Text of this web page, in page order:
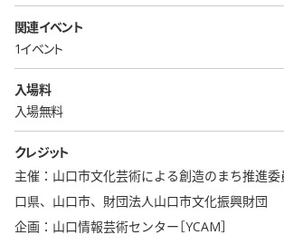
関連イベント
1イベント
入場料
入場無料
クレジット
主催：山口市文化芸術による創造のまち推進
口県、山口市、財団法人山口市文化振興財団
企画：山口情報芸術センター［YCAM］